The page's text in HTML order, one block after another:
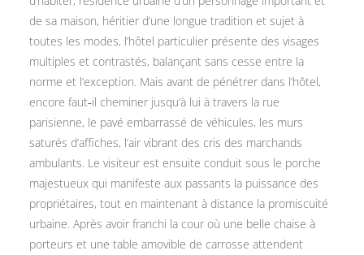
de sa maison, héritier d’une longue tradition et sujet à
toutes les modes, l’hôtel particulier présente des visages
multiples et contrastés, balançant sans cesse entre la
norme et l’exception. Mais avant de pénétrer dans l’hôtel,
encore faut‑il cheminer jusqu’à lui à travers la rue
parisienne, le pavé embarrassé de véhicules, les murs
saturés d’affiches, l’air vibrant des cris des marchands
ambulants. Le visiteur est ensuite conduit sous le porche
majestueux qui manifeste aux passants la puissance des
propriétaires, tout en maintenant à distance la promiscuité
urbaine. Après avoir franchi la cour où une belle chaise à
porteurs et une table amovible de carrosse attendent